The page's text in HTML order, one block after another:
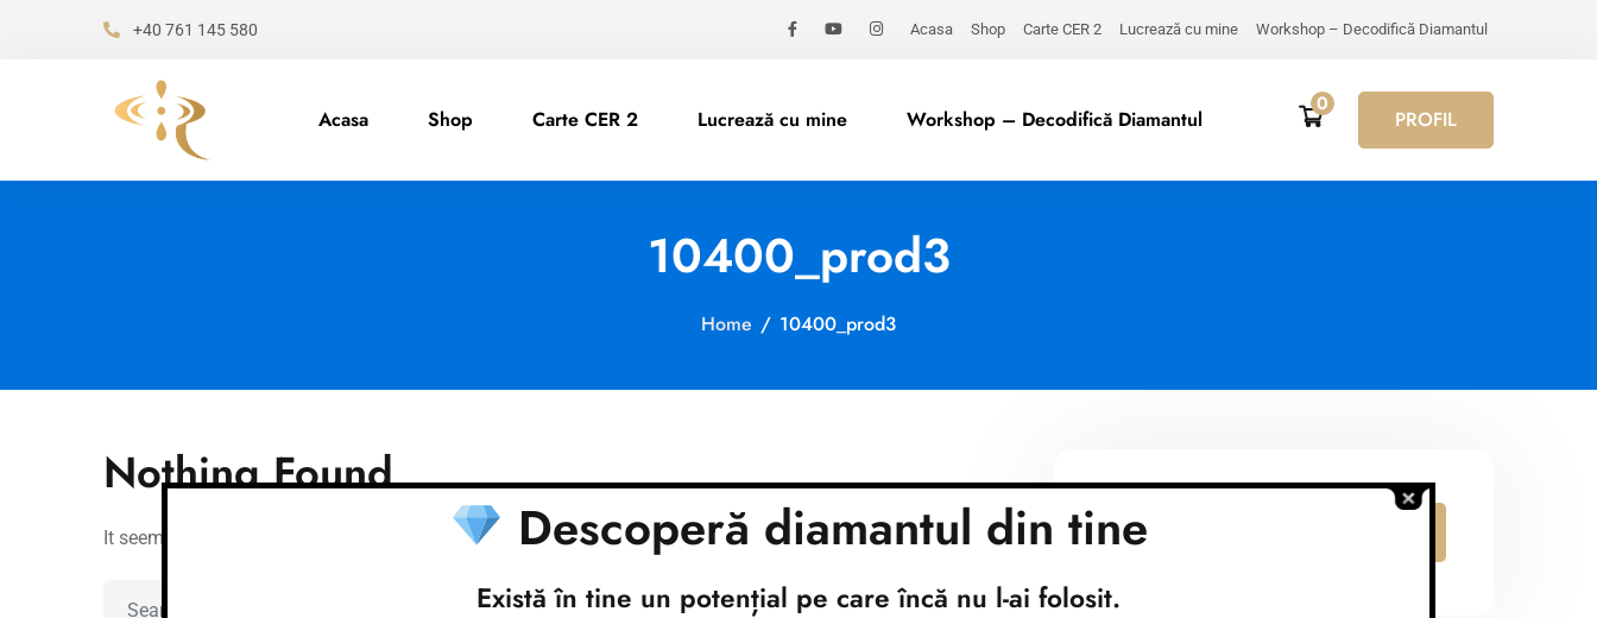
+40 761 145 580 Acasa Shop Carte CER 2 Lucrează cu mine Workshop – Decodifică Diamantul
Acasa Shop Carte CER 2 Lucrează cu mine Workshop – Decodifică Diamantul
0
PROFIL
10400_prod3
Home / 10400_prod3
Nothing Found
It seems we can't find what you're looking for. Perhaps searching can help.Descoperă diamantul din tine
Există în tine un potențial pe care încă nu l-ai folosit.